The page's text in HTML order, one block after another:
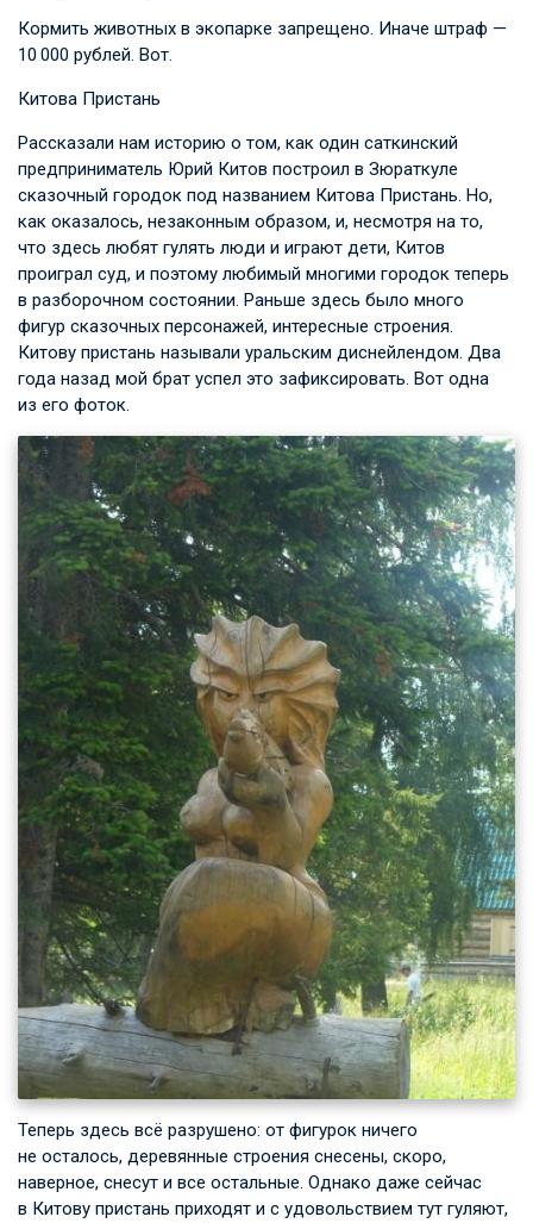
Кормить животных в экопарке запрещено. Иначе штраф —
10 000 рублей. Вот.
Китова Пристань
Рассказали нам историю о том, как один саткинский
предприниматель Юрий Китов построил в Зюраткуле
сказочный городок под названием Китова Пристань. Но,
как оказалось, незаконным образом, и, несмотря на то,
что здесь любят гулять люди и играют дети, Китов
проиграл суд, и поэтому любимый многими городок теперь
в разборочном состоянии. Раньше здесь было много
фигур сказочных персонажей, интересные строения.
Китову пристань называли уральским диснейлендом. Два
года назад мой брат успел это зафиксировать. Вот одна
из его фоток.
Теперь здесь всё разрушено: от фигурок ничего
не осталось, деревянные строения снесены, скоро,
наверное, снесут и все остальные. Однако даже сейчас
в Китову пристань приходят и с удовольствием тут гуляют,